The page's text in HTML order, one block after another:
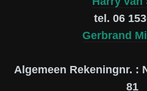
tel. 06
Gerbrand
Algemeen Rekeningnr. :
81